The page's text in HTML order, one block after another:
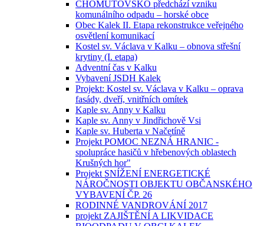
CHOMUTOVSKO předchází vzniku
komunálního odpadu – horské obce
Obec Kalek II. Etapa rekonstrukce veřejného
osvětlení komunikací
Kostel sv. Václava v Kalku – obnova střešní
krytiny (I. etapa)
Adventní čas v Kalku
Vybavení JSDH Kalek
Projekt: Kostel sv. Václava v Kalku – oprava
fasády, dveří, vnitřních omítek
Kaple sv. Anny v Kalku
Kaple sv. Anny v Jindřichově Vsi
Kaple sv. Huberta v Načetíně
Projekt POMOC NEZNÁ HRANIC -
spolupráce hasičů v hřebenových oblastech
Krušných hor"
Projekt SNÍŽENÍ ENERGETICKÉ
NÁROČNOSTI OBJEKTU OBČANSKÉHO
VYBAVENÍ ČP. 26
RODINNÉ VANDROVÁNÍ 2017
projekt ZAJIŠTĚNÍ A LIKVIDACE